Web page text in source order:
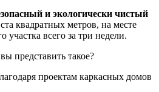
и экологически чистый
квадратных метров, на месте
участка всего за три недели.
представить такое?
проектам каркасных домов